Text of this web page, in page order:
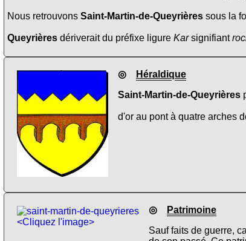
Nous retrouvons Saint-Martin-de-Queyrières sous la
Queyrières dériverait du préfixe ligure Karsignifiant
◎
Héraldique
Saint-Martin-de-Queyrières
d'or au pont à quatre arches
<Cliquez l'image>
◎
Patrimoine
Sauf faits de guerre,